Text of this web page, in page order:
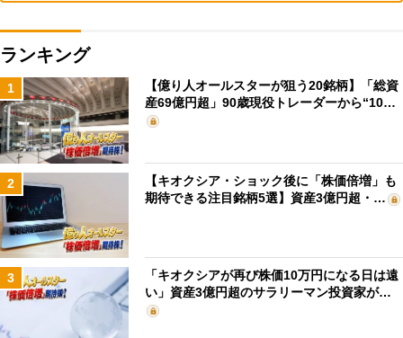
ランキング
1
【億り人オールスターが狙う20銘柄】「総資
産69億円超」90歳現役トレーダーから“10…
2
【キオクシア・ショック後に「株価倍増」も
期待できる注目銘柄5選】資産3億円超・…
3
「キオクシアが再び株価10万円になる日は遠
い」資産3億円超のサラリーマン投資家が…